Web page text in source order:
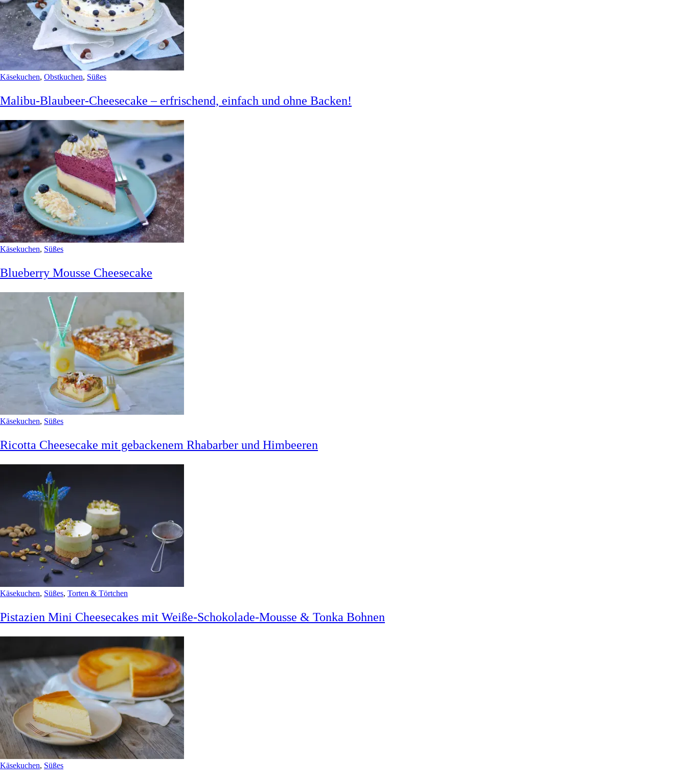
Käsekuchen, Obstkuchen, Süßes
Malibu-Blaubeer-Cheesecake – erfrischend, einfach und ohne Backen!
Käsekuchen, Süßes
Blueberry Mousse Cheesecake
Käsekuchen, Süßes
Ricotta Cheesecake mit gebackenem Rhabarber und Himbeeren
Käsekuchen, Süßes, Torten & Törtchen
Pistazien Mini Cheesecakes mit Weiße-Schokolade-Mousse & Tonka Bohnen
Käsekuchen, Süßes